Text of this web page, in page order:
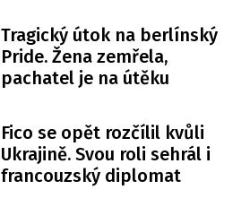
Tragický útok na berlínský
Pride. Žena zemřela,
pachatel je na útěku
Fico se opět rozčílil kvůli
Ukrajině. Svou roli sehrál i
francouzský diplomat